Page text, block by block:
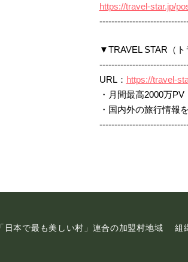
https://travel-star.jp/
▼TRAVEL STAR（ト
URL： https://travel-
・月間最高2000万PV
・国内外の旅行情報
「日本で最も美しい村」連合の加盟村地域 組